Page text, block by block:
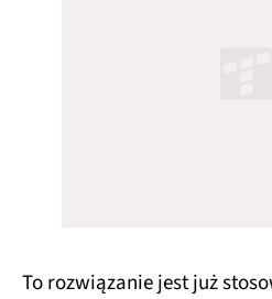
To rozwiązanie jest już